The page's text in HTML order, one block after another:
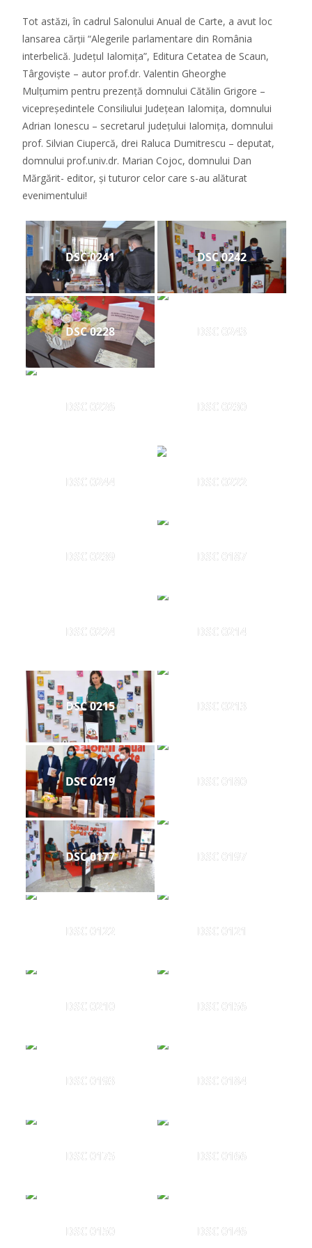
Tot astăzi, în cadrul Salonului Anual de Carte, a avut loc
lansarea cărții “Alegerile parlamentare din România
interbelică. Județul Ialomița”, Editura Cetatea de Scaun,
Târgoviște – autor prof.dr. Valentin Gheorghe
Mulțumim pentru prezență domnului Cătălin Grigore –
vicepreședintele Consiliului Județean Ialomița, domnului
Adrian Ionescu – secretarul județului Ialomița, domnului
prof. Silvian Ciupercă, drei Raluca Dumitrescu – deputat,
domnului prof.univ.dr. Marian Cojoc, domnului Dan
Mărgărit- editor, și tuturor celor care s-au alăturat
evenimentului!
DSC 0241 DSC 0242
DSC 0228 DSC 0243
DSC 0226 DSC 0230
DSC 0244 DSC 0222
DSC 0239 DSC 0187
DSC 0224 DSC 0214
DSC 0215 DSC 0213
DSC 0219 DSC 0180
DSC 0177 DSC 0197
DSC 0122 DSC 0121
DSC 0210 DSC 0156
DSC 0193 DSC 0184
DSC 0175 DSC 0166
DSC 0150 DSC 0146